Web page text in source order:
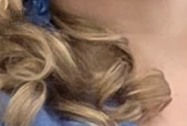
Yrittäjän
kriisi